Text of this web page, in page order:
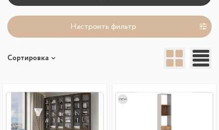
Настроить фильтр
Сортировка
new